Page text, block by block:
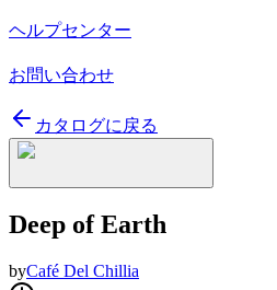
ヘルプセンター
お問い合わせ
カタログに戻る
Deep of Earth
byCafé Del Chillia